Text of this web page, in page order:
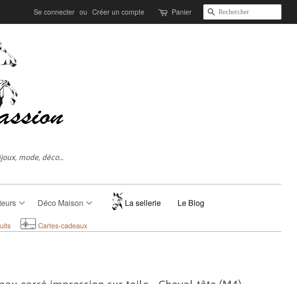
Se connecter ou Créer un compte Panier Recherche
mode, déco...
Déco Maison La sellerie Le Blog
Cartes-cadeaux